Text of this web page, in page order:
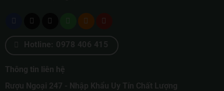
Hotline: 0978 406 415
Thông tin liên hệ
Rượu Ngoại 247 - Nhập Khẩu Uy Tín Chất Lượng